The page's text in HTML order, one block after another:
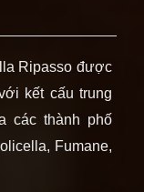
Ripasso được
kết cấu trung
các thành phố
Fumane,